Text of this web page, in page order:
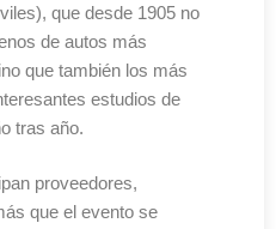
que desde 1905 no
de autos más
que también los más
estudios de
tras año.
proveedores,
que el evento se